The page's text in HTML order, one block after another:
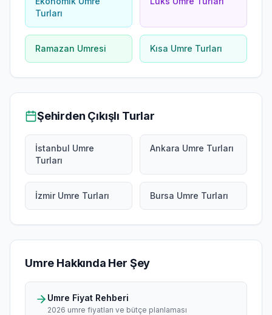
Turları
Ramazan Umresi Kısa Umre Turları
Şehirden Çıkışlı Turlar
İstanbul Umre
Turları
Ankara Umre Turları
İzmir Umre Turları Bursa Umre Turları
Umre Hakkında Her Şey
Umre Fiyat Rehberi
2026 umre fiyatları ve bütçe planlaması